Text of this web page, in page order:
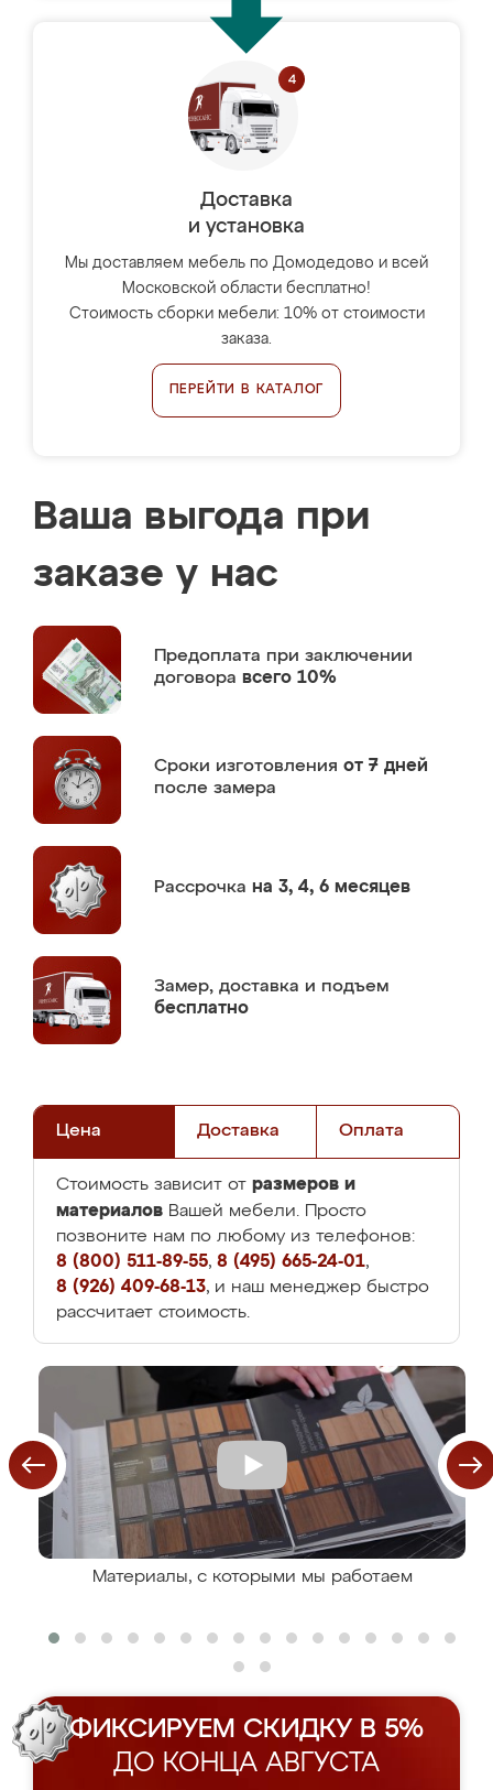
Доставка
и установка
Мы доставляем мебель по Домодедово и всей
Московской области бесплатно!
Стоимость сборки мебели: 10% от стоимости
заказа.
ПЕРЕЙТИ В КАТАЛОГ
Ваша выгода при
заказе у нас
Предоплата при заключении
договора всего 10%
Сроки изготовления от 7 дней
после замера
Рассрочка на 3, 4, 6 месяцев
Замер, доставка и подъем
бесплатно
Цена Доставка Оплата
Стоимость зависит от размеров и
материалов Вашей мебели. Просто
позвоните нам по любому из телефонов:
8 (800) 511-89-55, 8 (495) 665-24-01,
8 (926) 409-68-13, и наш менеджер быстро
рассчитает стоимость.
Материалы, с которыми мы работаем
ФИКСИРУЕМ СКИДКУ В 5%
ДО КОНЦА АВГУСТА